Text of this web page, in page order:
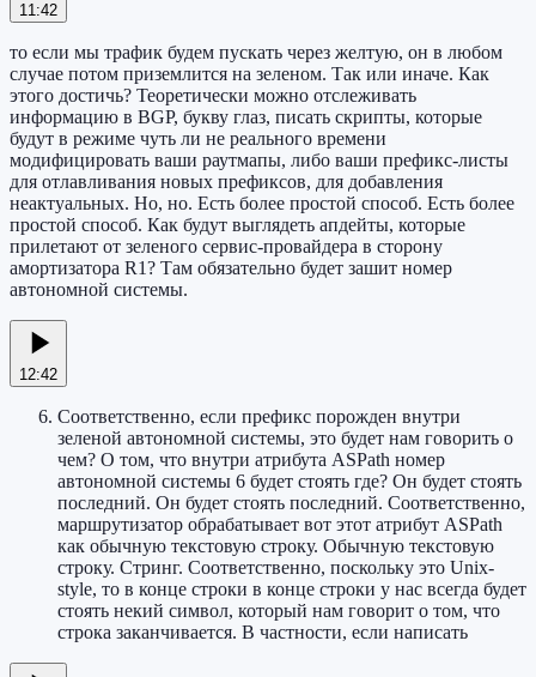
11:42
то если мы трафик будем пускать через желтую, он в любом
случае потом приземлится на зеленом. Так или иначе. Как
этого достичь? Теоретически можно отслеживать
информацию в BGP, букву глаз, писать скрипты, которые
будут в режиме чуть ли не реального времени
модифицировать ваши раутмапы, либо ваши префикс-листы
для отлавливания новых префиксов, для добавления
неактуальных. Но, но. Есть более простой способ. Есть более
простой способ. Как будут выглядеть апдейты, которые
прилетают от зеленого сервис-провайдера в сторону
амортизатора R1? Там обязательно будет зашит номер
автономной системы.
12:42
Соответственно, если префикс порожден внутри
зеленой автономной системы, это будет нам говорить о
чем? О том, что внутри атрибута ASPath номер
автономной системы 6 будет стоять где? Он будет стоять
последний. Он будет стоять последний. Соответственно,
маршрутизатор обрабатывает вот этот атрибут ASPath
как обычную текстовую строку. Обычную текстовую
строку. Стринг. Соответственно, поскольку это Unix-
style, то в конце строки в конце строки у нас всегда будет
стоять некий символ, который нам говорит о том, что
строка заканчивается. В частности, если написать